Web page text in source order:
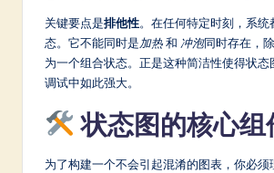
&
S
ft
w
关键要点是排他性。在任何特定时刻，系统
态。它不能同时是加热和 冲泡同时存在，
为一个组合状态。正是这种简洁性使得状态
调试中如此强大。
状态图的核心组
为了构建一个不会引起混淆的图表，你必须